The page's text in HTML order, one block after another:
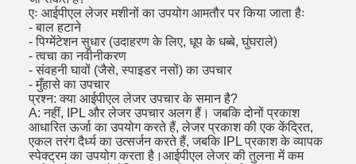
एः आईपीएल लेजर मशीनों का उपयोग आमतौर पर किया जाता हैः
- बाल हटाने
- पिग्मेंटेशन सुधार (उदाहरण के लिए, धूप के धब्बे, घुंघराले)
- त्वचा का नवीनीकरण
- संवहनी घावों (जैसे, स्पाइडर नसों) का उपचार
- मुँहासे का उपचार
प्रश्न: क्या आईपीएल लेजर उपचार के समान है?
A: नहीं, IPL और लेजर उपचार अलग हैं। जबकि दोनों प्रकाश
आधारित ऊर्जा का उपयोग करते हैं, लेजर प्रकाश की एक केंद्रित,
एकल तरंग दैर्ध्य का उत्सर्जन करते हैं, जबकि IPL प्रकाश के व्यापक
स्पेक्ट्रम का उपयोग करता है।आईपीएल लेजर की तुलना में कम